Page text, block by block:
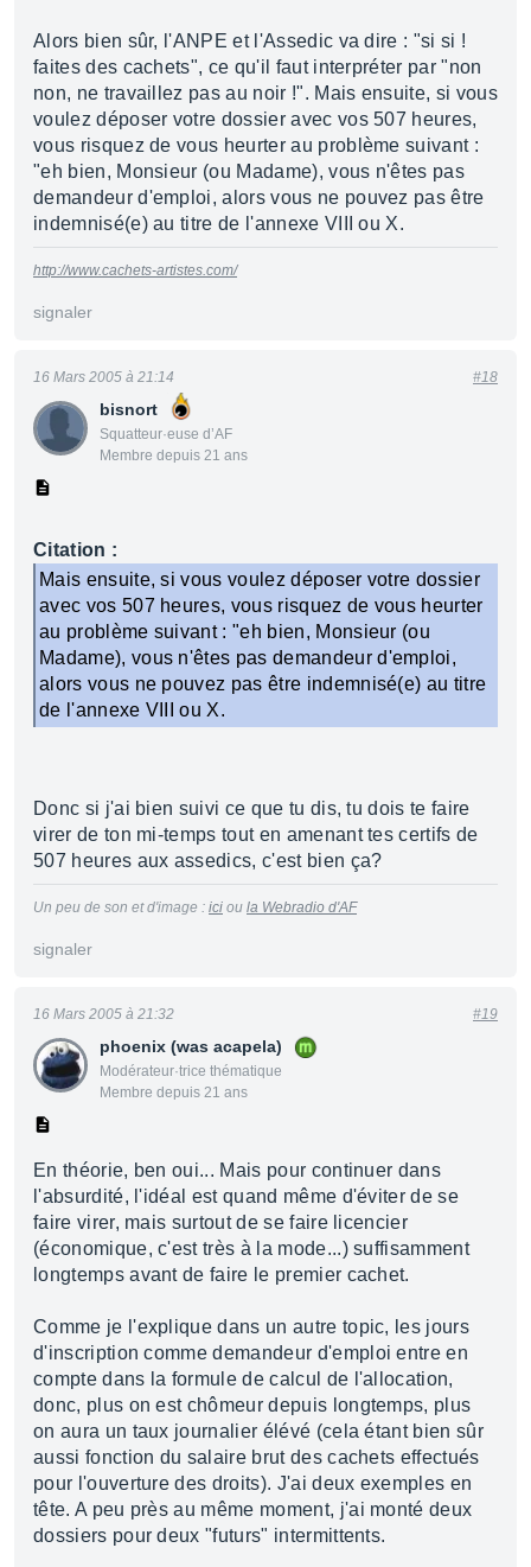
Alors bien sûr, l'ANPE et l'Assedic va dire : "si si !
faites des cachets", ce qu'il faut interpréter par "non
non, ne travaillez pas au noir !". Mais ensuite, si vous
voulez déposer votre dossier avec vos 507 heures,
vous risquez de vous heurter au problème suivant :
"eh bien, Monsieur (ou Madame), vous n'êtes pas
demandeur d'emploi, alors vous ne pouvez pas être
indemnisé(e) au titre de l'annexe VIII ou X.
http://www.cachets-artistes.com/
signaler
bisnort
Squatteur·euse d’AF
Membre depuis 21 ans
16 Mars 2005 à 21:14 #18
Citation :
Mais ensuite, si vous voulez déposer votre dossier
avec vos 507 heures, vous risquez de vous heurter
au problème suivant : "eh bien, Monsieur (ou
Madame), vous n'êtes pas demandeur d'emploi,
alors vous ne pouvez pas être indemnisé(e) au titre
de l'annexe VIII ou X.
Donc si j'ai bien suivi ce que tu dis, tu dois te faire
virer de ton mi-temps tout en amenant tes certifs de
507 heures aux assedics, c'est bien ça?
Un peu de son et d'image : ici ou la Webradio d'AF
signaler
phoenix (was acapela)
Modérateur·trice thématique
Membre depuis 21 ans
16 Mars 2005 à 21:32 #19
En théorie, ben oui... Mais pour continuer dans
l'absurdité, l'idéal est quand même d'éviter de se
faire virer, mais surtout de se faire licencier
(économique, c'est très à la mode...) suffisamment
longtemps avant de faire le premier cachet.
Comme je l'explique dans un autre topic, les jours
d'inscription comme demandeur d'emploi entre en
compte dans la formule de calcul de l'allocation,
donc, plus on est chômeur depuis longtemps, plus
on aura un taux journalier élévé (cela étant bien sûr
aussi fonction du salaire brut des cachets effectués
pour l'ouverture des droits). J'ai deux exemples en
tête. A peu près au même moment, j'ai monté deux
dossiers pour deux "futurs" intermittents.